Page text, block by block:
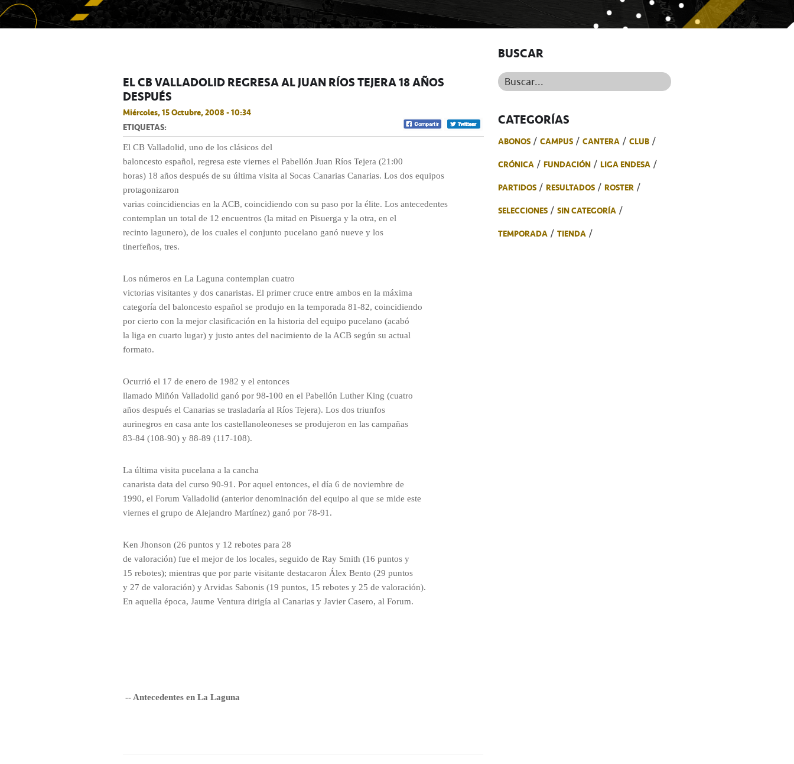
EL CB VALLADOLID REGRESA AL JUAN RÍOS TEJERA 18 AÑOS
DESPUÉS
Miércoles, 15 Octubre, 2008 - 10:34
ETIQUETAS:
El CB Valladolid, uno de los clásicos del
baloncesto español, regresa este viernes el Pabellón Juan Ríos Tejera (21:00
horas) 18 años después de su última visita al Socas Canarias Canarias. Los dos equipos
protagonizaron
varias coincidiencias en la ACB, coincidiendo con su paso por la élite. Los antecedentes
contemplan un total de 12 encuentros (la mitad en Pisuerga y la otra, en el
recinto lagunero), de los cuales el conjunto pucelano ganó nueve y los
tinerfeños, tres.
Los números en La Laguna contemplan cuatro
victorias visitantes y dos canaristas. El primer cruce entre ambos en la máxima
categoría del baloncesto español se produjo en la temporada 81-82, coincidiendo
por cierto con la mejor clasificación en la historia del equipo pucelano (acabó
la liga en cuarto lugar) y justo antes del nacimiento de la ACB según su actual
formato.
Ocurrió el 17 de enero de 1982 y el entonces
llamado Miñón Valladolid ganó por 98-100 en el Pabellón Luther King (cuatro
años después el Canarias se trasladaría al Ríos Tejera). Los dos triunfos
aurinegros en casa ante los castellanoleoneses se produjeron en las campañas
83-84 (108-90) y 88-89 (117-108).
La última visita pucelana a la cancha
canarista data del curso 90-91. Por aquel entonces, el día 6 de noviembre de
1990, el Forum Valladolid (anterior denominación del equipo al que se mide este
viernes el grupo de Alejandro Martínez) ganó por 78-91.
Ken Jhonson (26 puntos y 12 rebotes para 28
de valoración) fue el mejor de los locales, seguido de Ray Smith (16 puntos y
15 rebotes); mientras que por parte visitante destacaron Álex Bento (29 puntos
y 27 de valoración) y Arvidas Sabonis (19 puntos, 15 rebotes y 25 de valoración).
En aquella época, Jaume Ventura dirigía al Canarias y Javier Casero, al Forum.
-- Antecedentes en La Laguna
BUSCAR
Buscar...
CATEGORÍAS
ABONOS CAMPUS CANTERA
CLUB
CRÓNICA
FUNDACIÓN
LIGA ENDESA
PARTIDOS
RESULTADOS
ROSTER
SELECCIONES
SIN CATEGORÍA
TEMPORADA
TIENDA